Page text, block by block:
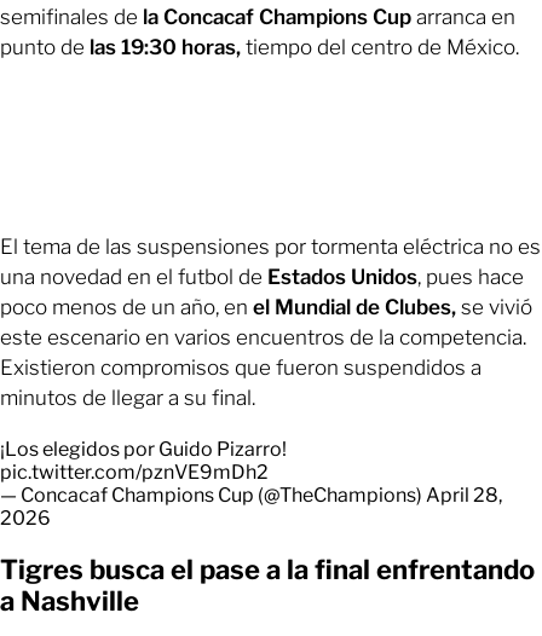
semifinales de la Concacaf Champions Cup arranca en
punto de las 19:30 horas, tiempo del centro de México.
El tema de las suspensiones por tormenta eléctrica no es
una novedad en el futbol de Estados Unidos, pues hace
poco menos de un año, en el Mundial de Clubes, se vivió
este escenario en varios encuentros de la competencia.
Existieron compromisos que fueron suspendidos a
minutos de llegar a su final.
¡Los elegidos por Guido Pizarro!
pic.twitter.com/pznVE9mDh2
— Concacaf Champions Cup (@TheChampions) April 28,
2026
Tigres busca el pase a la final enfrentando
a Nashville